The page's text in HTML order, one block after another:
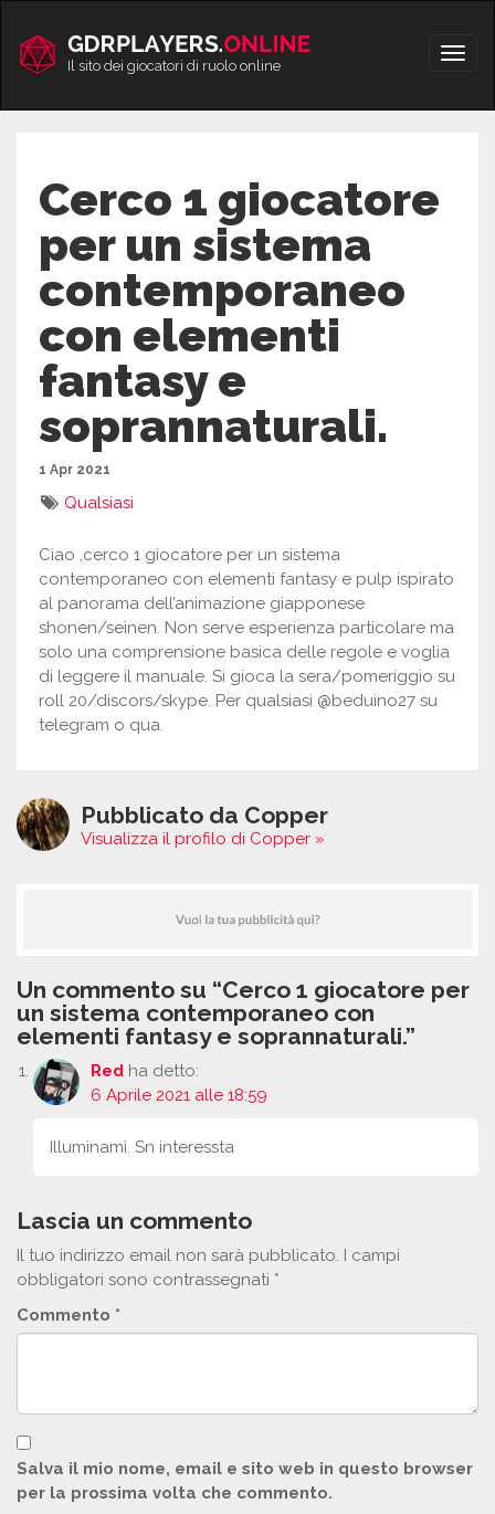
contenuto
Apri/
Il sito dei giocatori di ruolo online
Cerco 1 giocatore
per un sistema
contemporaneo
con elementi
fantasy e
soprannaturali.
1 Apr 2021
Qualsiasi
Ciao ,cerco 1 giocatore per un sistema
contemporaneo con elementi fantasy e pulp ispirato
al panorama dell’animazione giapponese
shonen/seinen. Non serve esperienza particolare ma
solo una comprensione basica delle regole e voglia
di leggere il manuale. Si gioca la sera/pomeriggio su
roll 20/discors/skype. Per qualsiasi @beduino27 su
telegram o qua.
Pubblicato da Copper
Visualizza il profilo di Copper »
Un commento su “Cerco 1 giocatore per
un sistema contemporaneo con
elementi fantasy e soprannaturali.”
Red ha detto:
6 Aprile 2021 alle 18:59
Illuminami. Sn interessta
Lascia un commento
Il tuo indirizzo email non sarà pubblicato. I campi
obbligatori sono contrassegnati *
Commento *
Salva il mio nome, email e sito web in questo browser
per la prossima volta che commento.